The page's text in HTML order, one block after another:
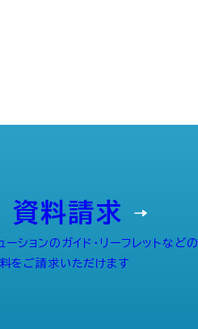
資料請求
ーションのガイド・リーフレットなどの
をご請求いただけます